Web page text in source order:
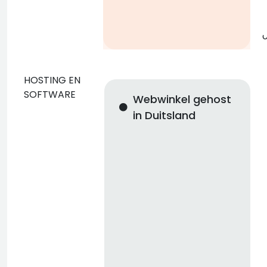
HOSTING EN
SOFTWARE
Webwinkel gehost
in Duitsland